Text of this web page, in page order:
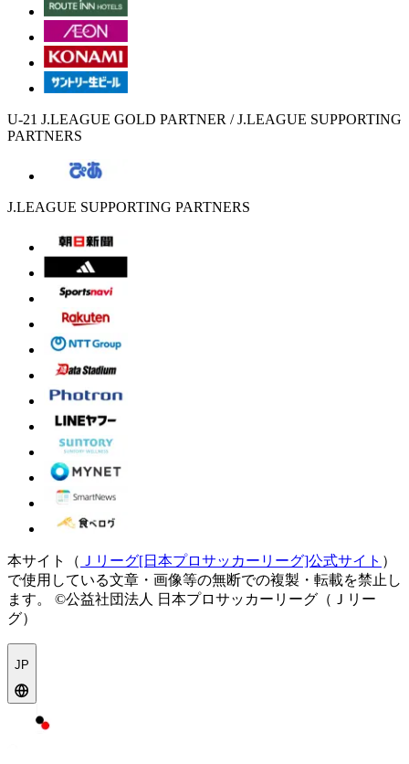
U-21 J.LEAGUE GOLD PARTNER / J.LEAGUE SUPPORTING
PARTNERS
J.LEAGUE SUPPORTING PARTNERS
本サイト（ Ｊリーグ[日本プロサッカーリーグ]公式サイト ）
で使用している文章・画像等の無断での複製・転載を禁止し
ます。
©公益社団法人 日本プロサッカーリーグ（Ｊリー
グ）
JP